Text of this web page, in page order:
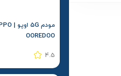
OOREDOO
4.5